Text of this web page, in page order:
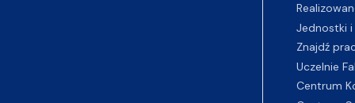
Jednostki
Znajdź
Uczelnie
Centrum